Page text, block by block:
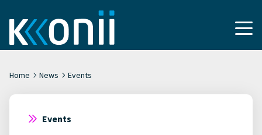
Home News Events
Events